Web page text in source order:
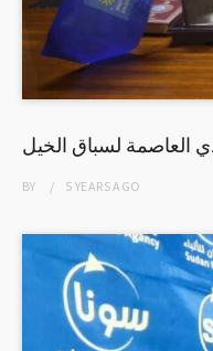
العاصمة لسباق الخيل
BY 5 YEARSAGO